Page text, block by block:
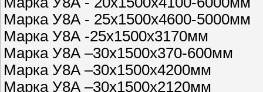
Марка У8А - 25х1500х4600-5000мм
Марка У8А -25х1500х3170мм
Марка У8А –30х1500х370-600мм
Марка У8А –30х1500х4200мм
Марка У8А –30х1500х2120мм